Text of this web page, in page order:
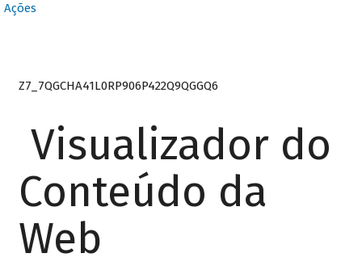
Ações
Z7_7QGCHA41L0RP906P422Q9QGGQ6
Visualizador do
Conteúdo da
Web